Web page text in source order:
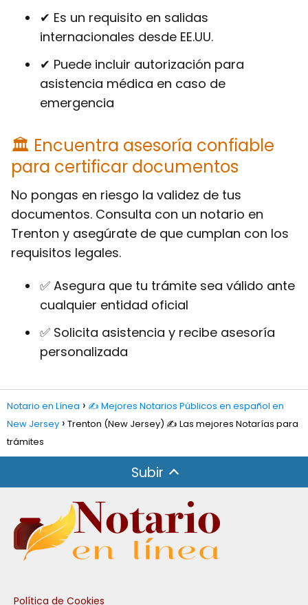
✔ Es un requisito en salidas
internacionales desde EE.UU.
✔ Puede incluir autorización para
asistencia médica en caso de
emergencia
🏛 Encuentra asesoría confiable
para certificar documentos
No pongas en riesgo la validez de tus
documentos. Consulta con un notario en
Trenton y asegúrate de que cumplan con los
requisitos legales.
✅ Asegura que tu trámite sea válido ante
cualquier entidad oficial
✅ Solicita asistencia y recibe asesoría
personalizada
Notario en Línea
✍️ Mejores Notarios Públicos en español en
New Jersey
Trenton (New Jersey) ✍️ Las mejores Notarías para
trámites
Subir
Política de Cookies